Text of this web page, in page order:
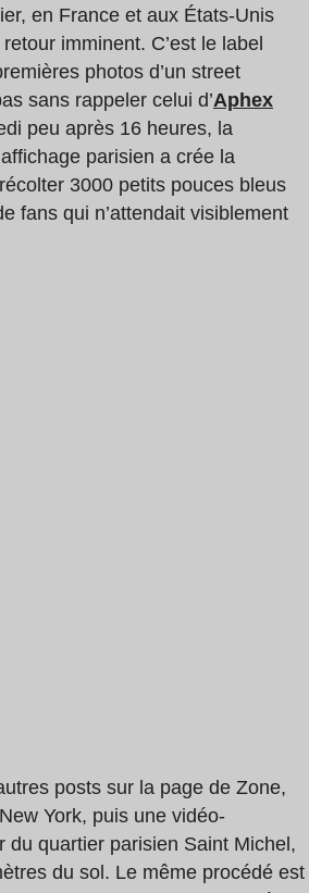
en France et aux États-Unis
imminent. C’est le label
photos d’un street
sans rappeler celui d’Aphex
peu après 16 heures, la
parisien a crée la
3000 petits pouces bleus
fans qui n’attendait visiblement
posts sur la page de Zone,
York, puis une vidéo-
du quartier parisien Saint Michel,
du sol. Le même procédé est